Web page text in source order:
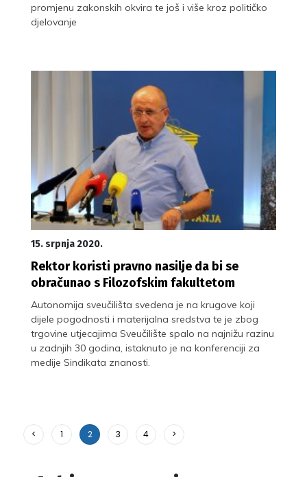
promjenu zakonskih okvira te još i više kroz političko
djelovanje
15. srpnja 2020.
Rektor koristi pravno nasilje da bi se
obračunao s Filozofskim fakultetom
Autonomija sveučilišta svedena je na krugove koji
dijele pogodnosti i materijalna sredstva te je zbog
trgovine utjecajima Sveučilište spalo na najnižu razinu
u zadnjih 30 godina, istaknuto je na konferenciji za
medije Sindikata znanosti.
< 1 2 3 4 >